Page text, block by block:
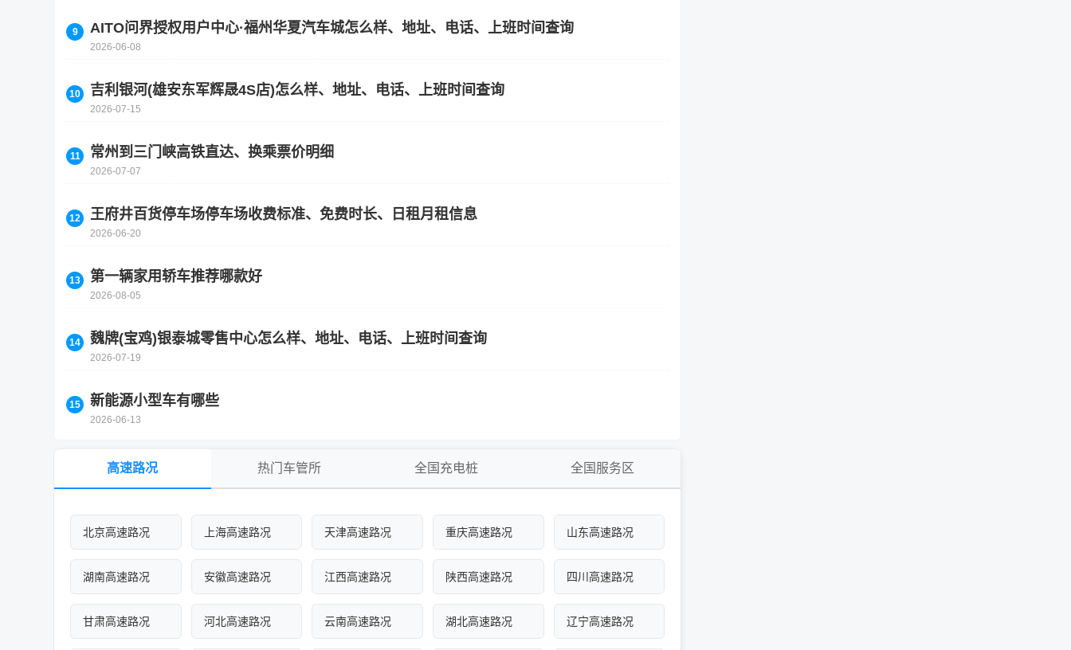
AITO问界授权用户中心·福州华夏汽车城怎么样、地址、电话、上班时间查询
2026-06-08
吉利银河(雄安东军辉晟4S店)怎么样、地址、电话、上班时间查询
2026-07-15
常州到三门峡高铁直达、换乘票价明细
2026-07-07
王府井百货停车场停车场收费标准、免费时长、日租月租信息
2026-06-20
第一辆家用轿车推荐哪款好
2026-08-05
魏牌(宝鸡)银泰城零售中心怎么样、地址、电话、上班时间查询
2026-07-19
新能源小型车有哪些
2026-06-13
高速路况 热门车管所 全国充电桩 全国服务区
北京高速路况 上海高速路况 天津高速路况 重庆高速路况 山东高速路况
湖南高速路况 安徽高速路况 江西高速路况 陕西高速路况 四川高速路况
甘肃高速路况 河北高速路况 云南高速路况 湖北高速路况 辽宁高速路况